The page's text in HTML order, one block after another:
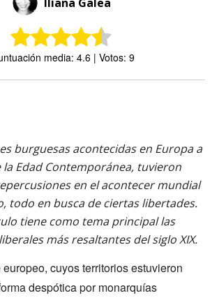
media: 4.6 | Votos: 9
burguesas acontecidas en Europa a
la Edad Contemporánea, tuvieron
en el acontecer mundial
todo en busca de ciertas libertades.
tiene como tema principal las
más resaltantes del siglo XIX.
cuyos territorios estuvieron
despótica por monarquías